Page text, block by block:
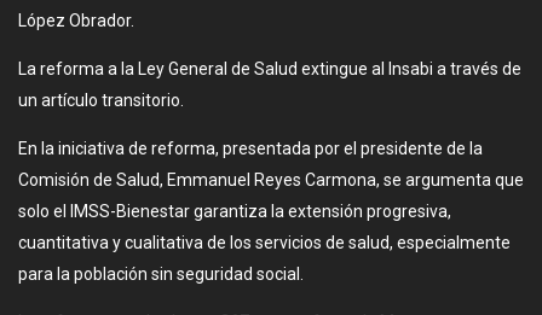
López Obrador.
La reforma a la Ley General de Salud extingue al Insabi a través de
un artículo transitorio.
En la iniciativa de reforma, presentada por el presidente de la
Comisión de Salud, Emmanuel Reyes Carmona, se argumenta que
solo el IMSS-Bienestar garantiza la extensión progresiva,
cuantitativa y cualitativa de los servicios de salud, especialmente
para la población sin seguridad social.